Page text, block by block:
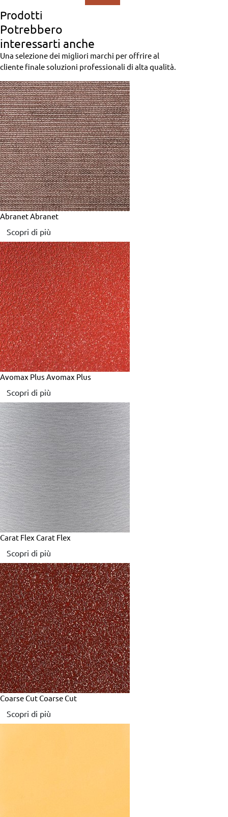
Prodotti
Potrebbero
interessarti anche
Una selezione dei migliori marchi per offrire al
cliente finale soluzioni professionali di alta qualità.
AbranetAbranet
Scopri di più
Avomax Plus Avomax Plus
Scopri di più
Carat Flex Carat Flex
Scopri di più
Coarse CutCoarse Cut
Scopri di più